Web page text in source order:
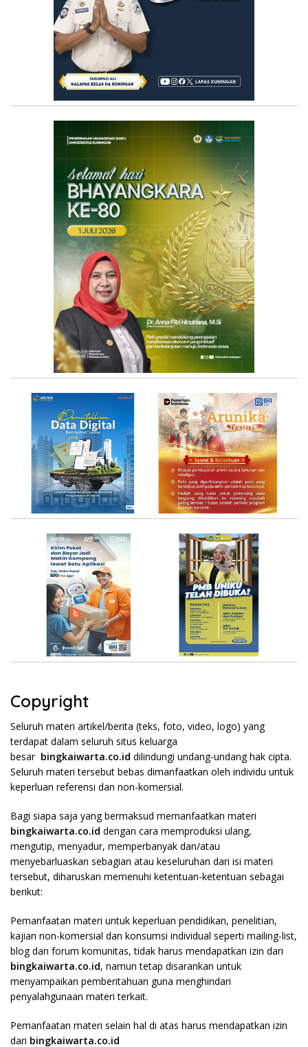
Copyright
Seluruh materi artikel/berita (teks, foto, video, logo) yang
terdapat dalam seluruh situs keluarga
besar bingkaiwarta.co.id dilindungi undang-undang hak cipta.
Seluruh materi tersebut bebas dimanfaatkan oleh individu untuk
keperluan referensi dan non-komersial.
Bagi siapa saja yang bermaksud memanfaatkan materi
bingkaiwarta.co.id dengan cara memproduksi ulang,
mengutip, menyadur, memperbanyak dan/atau
menyebarluaskan sebagian atau keseluruhan dari isi materi
tersebut, diharuskan memenuhi ketentuan-ketentuan sebagai
berikut:
Pemanfaatan materi untuk keperluan pendidikan, penelitian,
kajian non-komersial dan konsumsi individual seperti mailing-list,
blog dan forum komunitas, tidak harus mendapatkan izin dari
bingkaiwarta.co.id, namun tetap disarankan untuk
menyampaikan pemberitahuan guna menghindari
penyalahgunaan materi terkait.
Pemanfaatan materi selain hal di atas harus mendapatkan izin
dari bingkaiwarta.co.id